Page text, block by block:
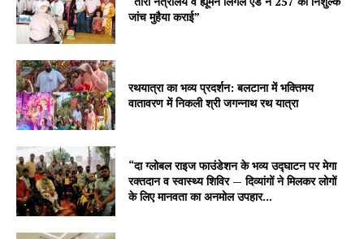
जांच मुहैया कराई”
रथयात्रा का भव्य प्रदर्शन: बलटाना में भक्तिमय
वातावरण में निकली श्री जगन्नाथ रथ यात्रा
“दा ग्लोबल राइज फाउंडेशन के भव्य उद्घाटन पर मेगा
रक्तदान व स्वास्थ्य शिविर — दिव्यांगों ने मिलकर लोगों
के लिए मानवता का अनमोल उपहार...